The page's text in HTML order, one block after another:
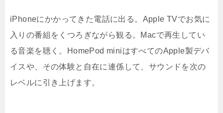
iPhoneにかかってきた電話に出る。Apple TVでお気に
入りの番組をくつろぎながら観る。Macで再生してい
る音楽を聴く。HomePod miniはすべてのApple製デバ
イスや、その体験と自在に連係して、サウンドを次の
レベルに引き上げます。